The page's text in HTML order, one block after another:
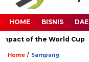
HOME BISNIS
of the World Cup
Home / Sampang